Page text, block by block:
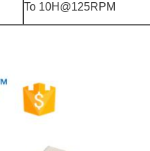
Το 10H@125RPM